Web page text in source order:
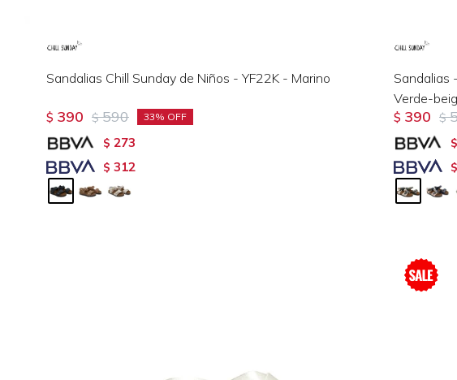
Sandalias Chill Sunday de Niños - YF22K - Marino
$ 390 $ 590 33
$ 273
$ 312
Sandalias
Verde-
$ 390 $
$
$